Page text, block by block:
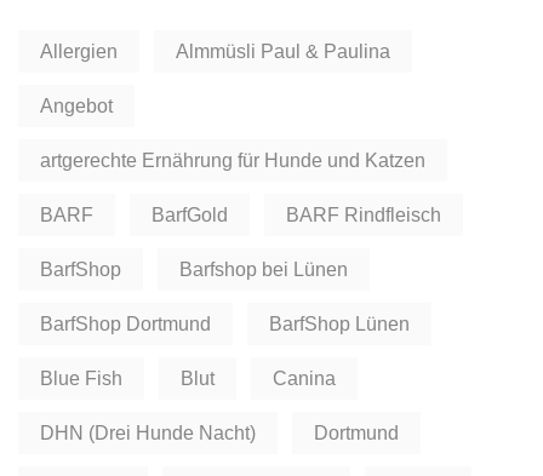
Allergien Almmüsli Paul & Paulina
Angebot
artgerechte Ernährung für Hunde und Katzen
BARF BarfGold BARF Rindfleisch
BarfShop Barfshop bei Lünen
BarfShop Dortmund BarfShop Lünen
Blue Fish Blut Canina
DHN (Drei Hunde Nacht) Dortmund